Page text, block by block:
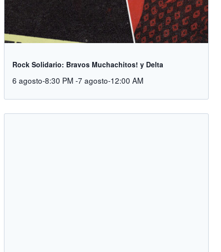
Rock Solidario: Bravos Muchachitos! y Delta
6 agosto-8:30 PM -7 agosto-12:00 AM